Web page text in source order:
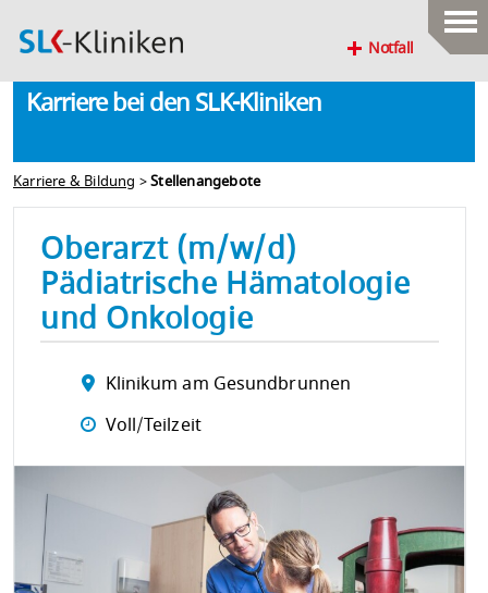
Notfall
Karriere bei den SLK-Kliniken
Karriere & Bildung >Stellenangebote
Oberarzt (m/w/d)
Pädiatrische Hämatologie
und Onkologie
Klinikum am Gesundbrunnen
Voll/Teilzeit